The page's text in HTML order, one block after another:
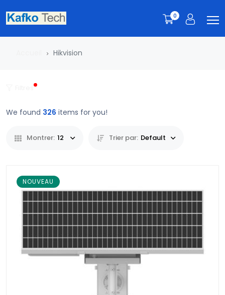
0
Hikvision
We found 326 items for you!
Montrer: 12 Trier par: Default
NOUVEAU